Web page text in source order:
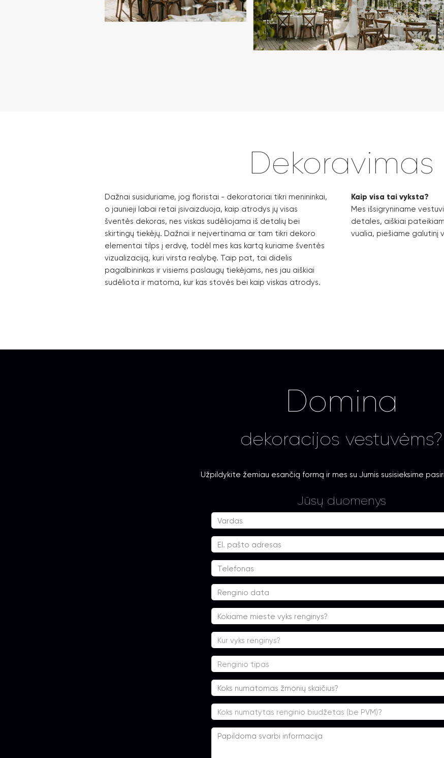
Dekoravimas
Dažnai susiduriame, jog floristai - dekoratoriai tikri menininkai,
o jaunieji labai retai įsivaizduoja, kaip atrodys jų visas
šventės dekoras, nes viskas sudėliojama iš detalių bei
skirtingų tiekėjų. Dažnai ir neįvertinama ar tam tikri dekoro
elementai tilps į erdvę, todėl mes kas kartą kuriame šventės
vizualizaciją, kuri virsta realybę. Taip pat, tai didelis
pagalbininkas ir visiems paslaugų tiekėjams, nes jau aiškiai
sudėliota ir matoma, kur kas stovės bei kaip viskas atrodys.
Kaip visa tai vyksta?
Mes išsigryniname
detales, aiškiai
vualia, piešiame galutinį
Domina
dekoracijos vestuvėms?
Užpildykite žemiau esančią formą ir mes su Jumis susisieksime
Jūsų duomenys
Kur vyks renginys?
Renginio tipas
Koks numatytas renginio biudžetas (be PVM)?